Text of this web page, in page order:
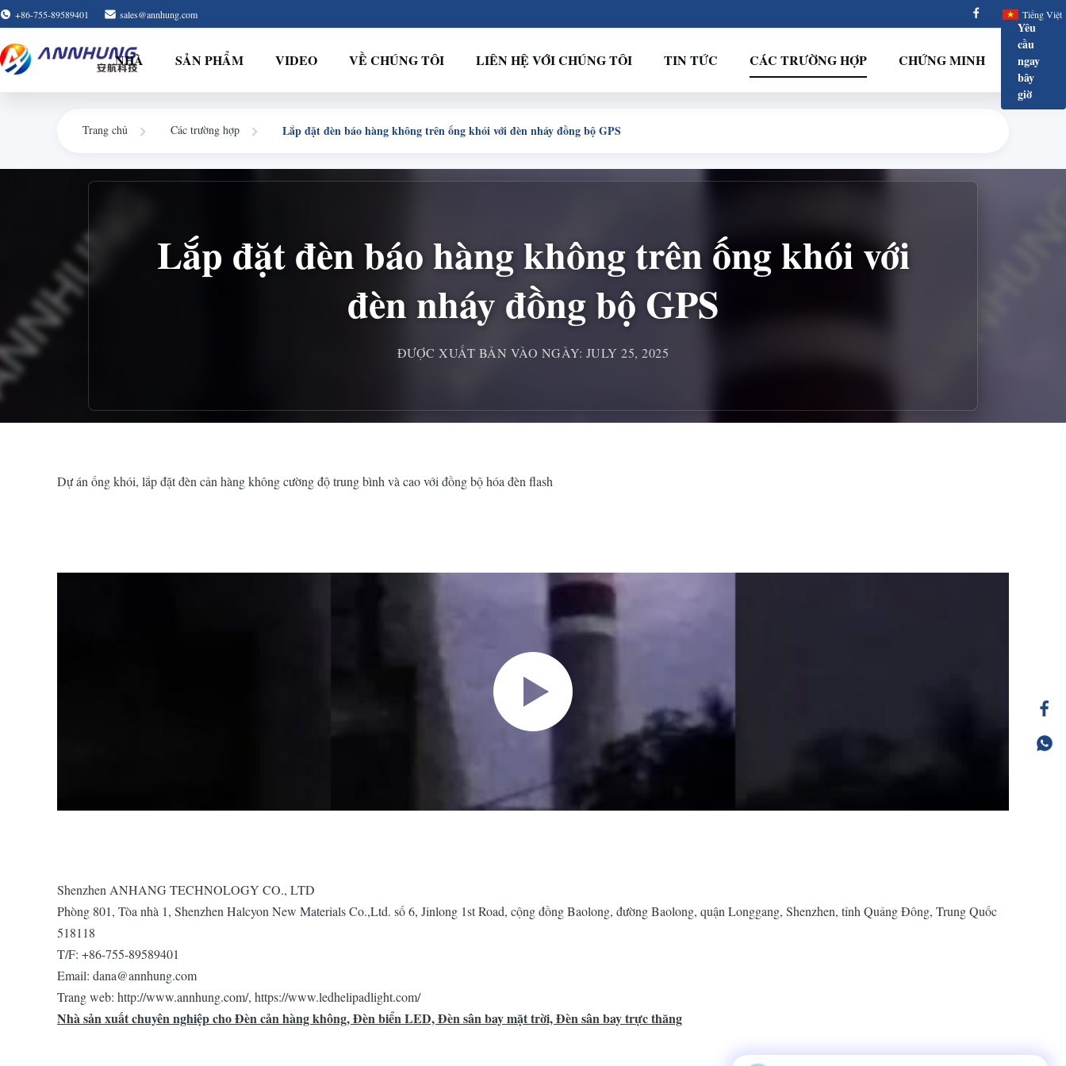
+86-755-89589401 sales@annhung.com Tiếng Việt
NHÀ SẢN PHẨM VIDEO VỀ CHÚNG TÔI LIÊN HỆ VỚI CHÚNG TÔI TIN TỨC CÁC TRƯỜNG HỢP CHỨNG MINH
Yêu
cầu
ngay
bây
giờ
Trang chủ Các trường hợp Lắp đặt đèn báo hàng không trên ống khói với đèn nháy đồng bộ GPS
Lắp đặt đèn báo hàng không trên ống khói với
đèn nháy đồng bộ GPS
ĐƯỢC XUẤT BẢN VÀO NGÀY: JULY 25, 2025
Dự án ống khói, lắp đặt đèn cản hàng không cường độ trung bình và cao với đồng bộ hóa đèn flash
Shenzhen ANHANG TECHNOLOGY CO., LTD
Phòng 801, Tòa nhà 1, Shenzhen Halcyon New Materials Co.,Ltd. số 6, Jinlong 1st Road, cộng đồng Baolong, đường Baolong, quận Longgang, Shenzhen, tỉnh Quảng Đông, Trung Quốc
518118
T/F: +86-755-89589401
Email: dana@annhung.com
Trang web: http://www.annhung.com/, https://www.ledhelipadlight.com/
Nhà sản xuất chuyên nghiệp cho Đèn cản hàng không, Đèn biển LED, Đèn sân bay mặt trời, Đèn sân bay trực thăng